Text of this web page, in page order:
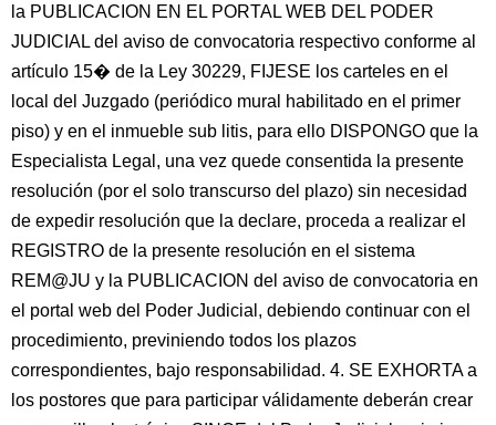
la PUBLICACION EN EL PORTAL WEB DEL PODER
JUDICIAL del aviso de convocatoria respectivo conforme al
artículo 15� de la Ley 30229, FIJESE los carteles en el
local del Juzgado (periódico mural habilitado en el primer
piso) y en el inmueble sub litis, para ello DISPONGO que la
Especialista Legal, una vez quede consentida la presente
resolución (por el solo transcurso del plazo) sin necesidad
de expedir resolución que la declare, proceda a realizar el
REGISTRO de la presente resolución en el sistema
REM@JU y la PUBLICACION del aviso de convocatoria en
el portal web del Poder Judicial, debiendo continuar con el
procedimiento, previniendo todos los plazos
correspondientes, bajo responsabilidad. 4. SE EXHORTA a
los postores que para participar válidamente deberán crear